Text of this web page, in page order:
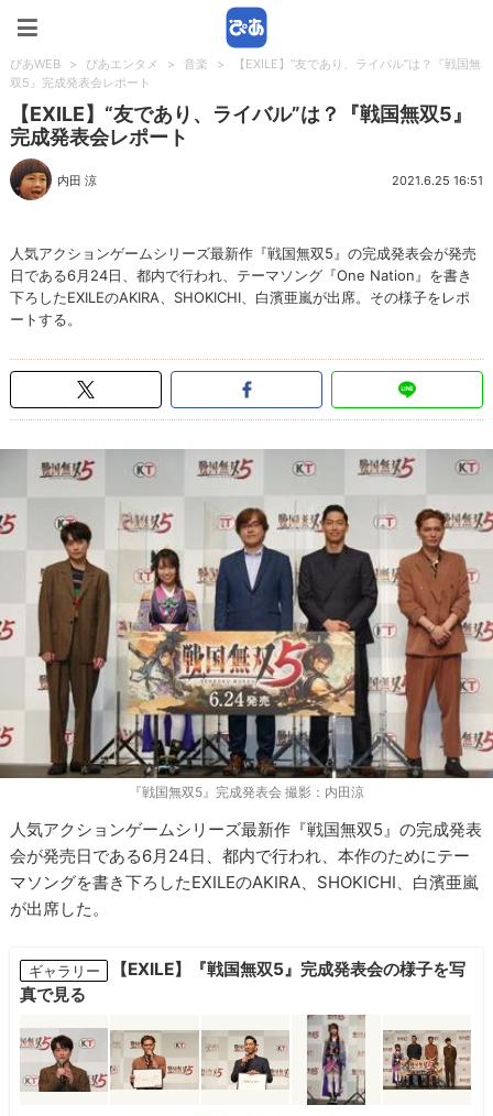
ぴあWEB > ぴあエンタメ > 音楽 >
【EXILE】“友であり、ライバル”は？『戦国無
双5』完成発表会レポート
【EXILE】“友であり、ライバル”は？『戦国無双5』
完成発表会レポート
内田 涼 2021.6.25 16:51
人気アクションゲームシリーズ最新作『戦国無双5』の完成発表会が発売
日である6月24日、都内で行われ、テーマソング『One Nation』を書き
下ろしたEXILEのAKIRA、SHOKICHI、白濱亜嵐が出席。その様子をレポ
ートする。
『戦国無双5』完成発表会 撮影：内田涼
人気アクションゲームシリーズ最新作『戦国無双5』の完成発表
会が発売日である6月24日、都内で行われ、本作のためにテー
マソングを書き下ろしたEXILEのAKIRA、SHOKICHI、白濱亜嵐
が出席した。
ギャラリー
【EXILE】『戦国無双5』完成発表会の様子を写
真で見る